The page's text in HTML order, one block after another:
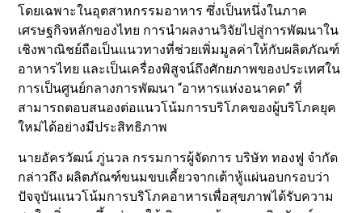
โดยเฉพาะในอุตสาหกรรมอาหาร ซึ่งเป็นหนึ่งในภาค
เศรษฐกิจหลักของไทย การนำผลงานวิจัยไปสู่การพัฒนาใน
เชิงพาณิชย์ถือเป็นแนวทางที่ช่วยเพิ่มมูลค่าให้กับผลิตภัณฑ์
อาหารไทย และเป็นเครื่องพิสูจน์ถึงศักยภาพของประเทศใน
การเป็นศูนย์กลางการพัฒนา “อาหารแห่งอนาคต” ที่
สามารถตอบสนองต่อแนวโน้มการบริโภคของผู้บริโภคยุค
ใหม่ได้อย่างมีประสิทธิภาพ
นายอัครวัฒน์ ภู่นวล กรรมการผู้จัดการ บริษัท ทองฟู จำกัด
กล่าวถึง ผลิตภัณฑ์ขนมขบเคี้ยวจากเต้าหู้แผ่นอบกรอบว่า
ปัจจุบันแนวโน้มการบริโภคอาหารเพื่อสุขภาพได้รับความ